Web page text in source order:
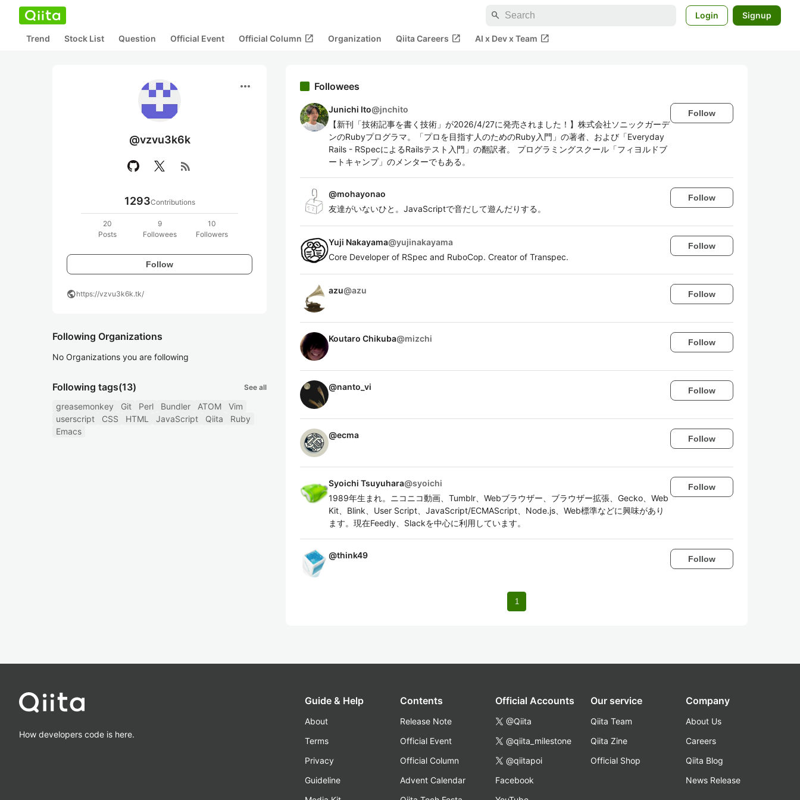
search Login Signup
Trend Stock List Question Official Event Official Column open_in_new Organization Qiita Careers open_in_new AI x Dev x Team open_in_new
more_horiz
@vzvu3k6k
rss_feed
1293Contributions
20
Posts
9
Followees
10
Followers
Follow
publichttps://vzvu3k6k.tk/
Following Organizations
No Organizations you are following
Following tags(13) See all
greasemonkey Git Perl Bundler ATOM
Vim
userscript
CSS HTML JavaScript Qiita
Ruby
Emacs
Followees
Junichi Ito@jnchito
【新刊「技術記事を書く技術」が2026/4/27に発売されました！】株式会社ソニックガーデ
ンのRubyプログラマ。「プロを目指す人のためのRuby入門」の著者、および「Everyday
Rails - RSpecによるRailsテスト入門」の翻訳者。 プログラミングスクール「フィヨルドブ
ートキャンプ」のメンターでもある。
Follow
@mohayonao
友達がいないひと。JavaScriptで音だして遊んだりする。
Follow
Yuji Nakayama@yujinakayama
Core Developer of RSpec and RuboCop. Creator of Transpec.
Follow
azu@azu Follow
Koutaro Chikuba@mizchi Follow
@nanto_vi Follow
@ecma Follow
Syoichi Tsuyuhara@syoichi
1989年生まれ。ニコニコ動画、Tumblr、Webブラウザー、ブラウザー拡張、Gecko、Web
Kit、Blink、User Script、JavaScript/ECMAScript、Node.js、Web標準などに興味があり
ます。現在Feedly、Slackを中心に利用しています。
Follow
@think49 Follow
1
How developers code is here.
Guide & Help
About
Terms
Privacy
Guideline
Contents
Release Note
Official Event
Official Column
Advent Calendar
Official Accounts
@Qiita
@qiita_milestone
@qiitapoi
Facebook
Our service
Qiita Team
Qiita Zine
Official Shop
Company
About Us
Careers
Qiita Blog
News Release